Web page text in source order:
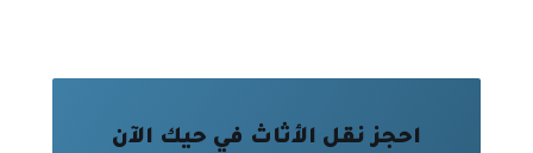
احجز نقل الأثاث في حيك الآن